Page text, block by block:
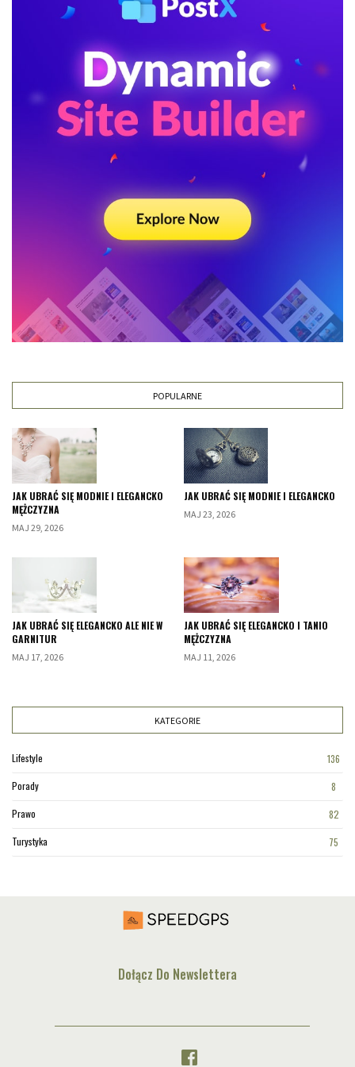
POPULARNE
JAK UBRAĆ SIĘ MODNIE I ELEGANCKO
MĘŻCZYZNA
MAJ 29, 2026
JAK UBRAĆ SIĘ MODNIE I ELEGANCKO
MAJ 23, 2026
JAK UBRAĆ SIĘ ELEGANCKO ALE NIE W
GARNITUR
MAJ 17, 2026
JAK UBRAĆ SIĘ ELEGANCKO I TANIO
MĘŻCZYZNA
MAJ 11, 2026
KATEGORIE
Lifestyle
136
Porady
8
Prawo
82
Turystyka
75
Dołącz Do Newslettera